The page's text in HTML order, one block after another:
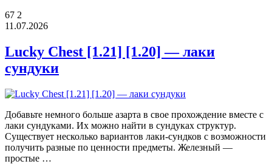
67 2
11.07.2026
Lucky Chest [1.21] [1.20] — лаки
сундуки
Добавьте немного больше азарта в свое прохождение вместе с
лаки сундуками. Их можно найти в сундуках структур.
Существует несколько вариантов лаки-сундков с возможности
получить разные по ценности предметы. Железный —
простые …